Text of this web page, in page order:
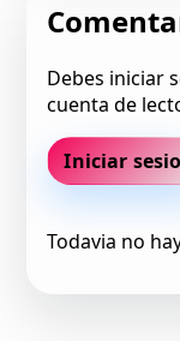
Debes iniciar
cuenta de
Iniciar
Todavia no